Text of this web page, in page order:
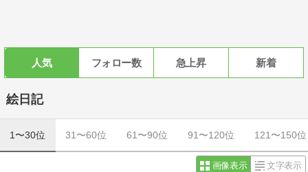
人気 フォロー数 急上昇 新着
絵日記
1〜30位 31〜60位 61〜90位 91〜120位 121〜150位
画像表示 文字表示